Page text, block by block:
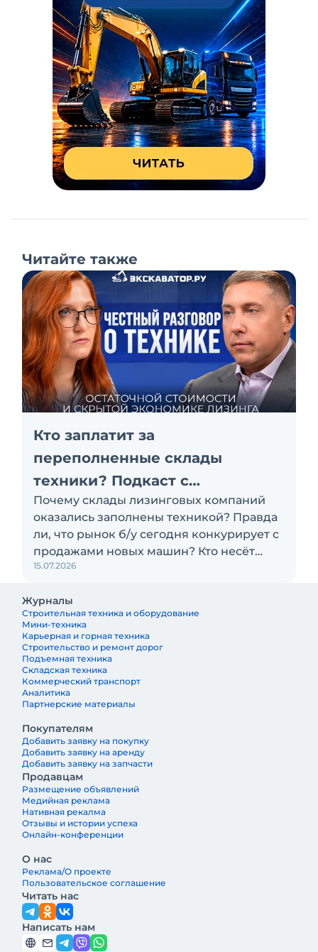
Читайте также
Кто заплатит за
переполненные склады
техники? Подкаст с
«Балтийским лизингом»
Почему склады лизинговых компаний
оказались заполнены техникой? Правда
ли, что рынок б/у сегодня конкурирует с
продажами новых машин? Кто несёт
убытки по проблемным активам:
клиент? Эти и другие вопросы
обсуждаем с Антоном Сапожковым,
первым заместителем генерального
директора компании «Балтийский
лизинг»
15.07.2026
Журналы
Строительная техника и оборудование
Мини-техника
Карьерная и горная техника
Строительство и ремонт дорог
Подъемная техника
Складская техника
Коммерческий транспорт
Аналитика
Партнерские материалы
Покупателям
Добавить заявку на покупку
Добавить заявку на аренду
Добавить заявку на запчасти
Продавцам
Размещение объявлений
Медийная реклама
Нативная рекалма
Отзывы и истории успеха
Онлайн-конференции
О нас
Реклама/О проекте
Пользовательское соглашение
Читать нас
Написать нам